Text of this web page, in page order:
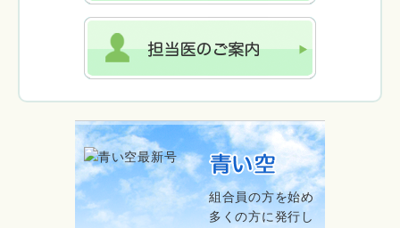
組合員の方を始め
多くの方に発行し